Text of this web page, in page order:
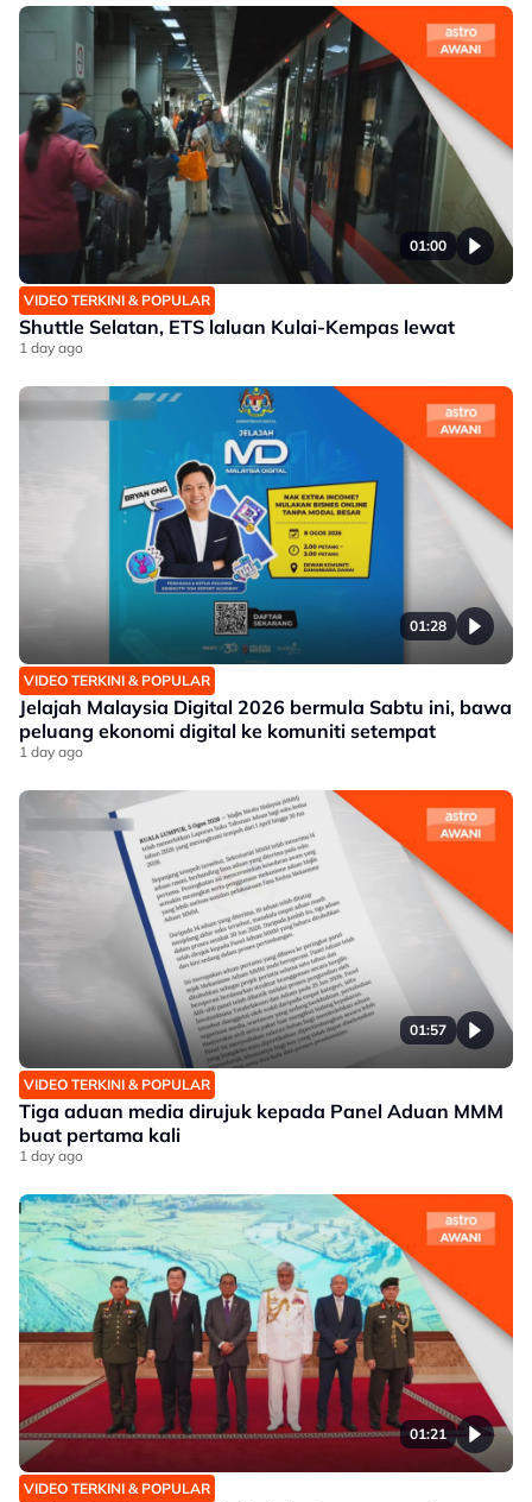
01:00
VIDEO TERKINI & POPULAR
Shuttle Selatan, ETS laluan Kulai-Kempas lewat
1 day ago
01:28
VIDEO TERKINI & POPULAR
Jelajah Malaysia Digital 2026 bermula Sabtu ini, bawa
peluang ekonomi digital ke komuniti setempat
1 day ago
01:57
VIDEO TERKINI & POPULAR
Tiga aduan media dirujuk kepada Panel Aduan MMM
buat pertama kali
1 day ago
01:21
VIDEO TERKINI & POPULAR